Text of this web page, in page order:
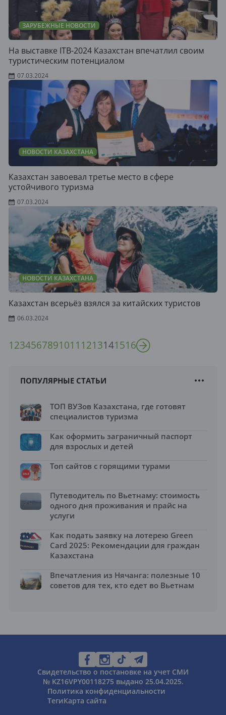
ЗАРУБЕЖНЫЕ НОВОСТИ
На выставке ITB-2024 Казахстан впечатлил своим
туристическим потенциалом
07.03.2024
НОВОСТИ КАЗАХСТАНА
Казахстан завоевал третье место в сфере
устойчивого туризма
07.03.2024
НОВОСТИ КАЗАХСТАНА
Казахстан всерьёз взялся за китайских туристов
06.03.2024
1234567891011 1213141516
ПОПУЛЯРНЫЕ СТАТЬИ
ТОП ВУЗов Казахстана, где готовят
специалистов туризма
Как оформить заграничный паспорт
для взрослых и детей
Топ сайтов с горящими турами
Путеводитель по Вьетнаму: стоимость
одного дня проживания и прайс на
услуги
Как подать заявку на лотерею Green
Card 2025: Рекомендации для граждан
Казахстана
Впечатления из Нячанга: полезные 10
советов для тех, кто едет во Вьетнам
Свидетельство о постановке на учет СМИ
№ KZ16VPY00118275 выдано 25.04.2025.
Политика конфиденциальности
ТегиКарта сайта